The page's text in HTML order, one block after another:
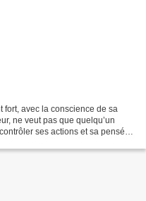
fort, avec la conscience de sa
ne veut pas que quelqu’un
ses actions et sa pensée.